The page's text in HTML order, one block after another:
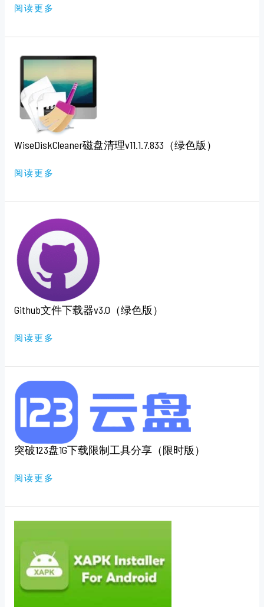
阅读更多
WiseDiskCleaner磁盘清理v11.1.7.833（绿色版）
WISEDISKCLEANER
清
理
V11.1.7.833（绿
色
版）
阅读更多
Github文件下载器v3.0（绿色版）
GITHUB
件
下
载
器
V3.0（绿
色
版）
阅读更多
突破123盘1G下载限制工具分享（限时版）
突
破
123
下
载
限
制
工
分
享
版）
阅读更多
APK
V0.24
APK/XAPK（安
版）